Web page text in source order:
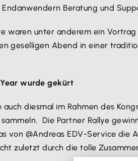
Beratung und
waren unter anderem ein
geselligen Abend in einer
wurde gekürt
auch diesmal im Rahmen des
Die Partner Rallye
von @Andreas EDV-Service die
zuletzt durch die tolle